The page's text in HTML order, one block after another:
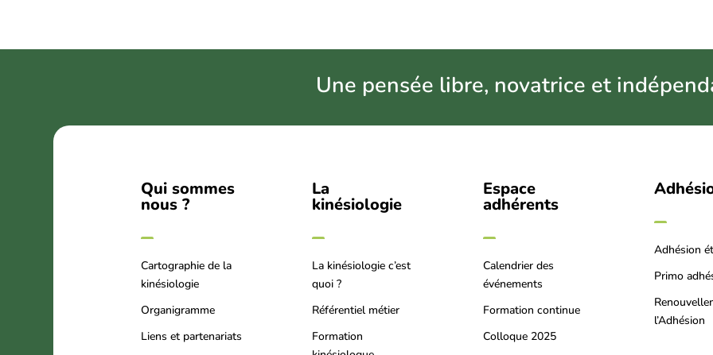
Une pensée libre, novatrice et
Qui sommes
nous ?
Cartographie de la
kinésiologie
Organigramme
Liens et partenariats
La
kinésiologie
La kinésiologie c’est
quoi ?
Référentiel métier
Formation
Espace
adhérents
Calendrier des
événements
Formation continue
Colloque 2025
Adhésion
Primo
l’Adhésion